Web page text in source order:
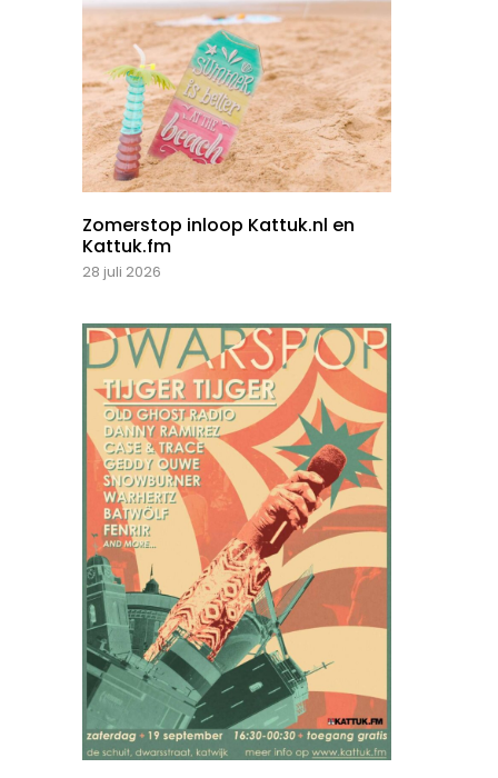
Zomerstop inloop Kattuk.nl en
Kattuk.fm
28 juli 2026